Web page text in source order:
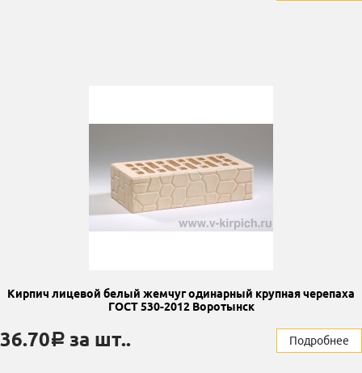
Кирпич лицевой белый жемчуг одинарный крупная черепаха
ГОСТ 530-2012 Воротынск
36.70a за шт.. Подробнее